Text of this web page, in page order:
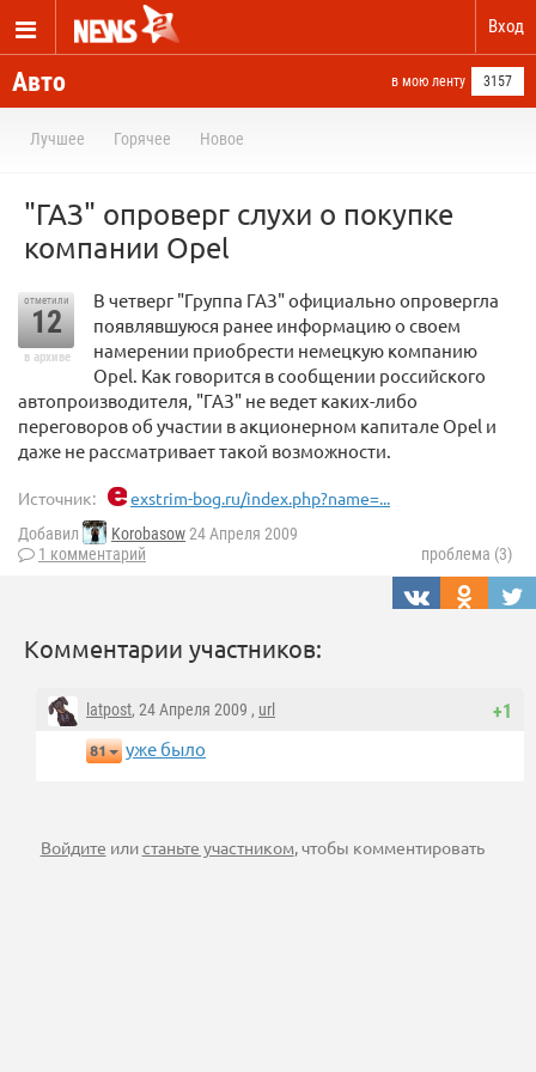
Вход
Авто в мою ленту 3157
Лучшее Горячее Новое
"ГАЗ" опроверг слухи о покупке
компании Opel
отметили
12
в архиве
В четверг "Группа ГАЗ" официально опровергла
появлявшуюся ранее информацию о своем
намерении приобрести немецкую компанию
Opel. Как говорится в сообщении российского
автопроизводителя, "ГАЗ" не ведет каких-либо
переговоров об участии в акционерном капитале Opel и
даже не рассматривает такой возможности.
Источник: exstrim-bog.ru/index.php?name=...
Добавил Korobasow24 Апреля 2009
1 комментарий
проблема (3)
Комментарии участников:
+1
latpost, 24 Апреля 2009 , url
81 уже было
Войдите илистаньте участником, чтобы комментировать